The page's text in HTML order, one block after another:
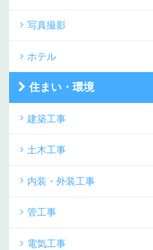
写真撮影
ホテル
住まい・環境
建築工事
土木工事
内装・外装工事
管工事
電気工事